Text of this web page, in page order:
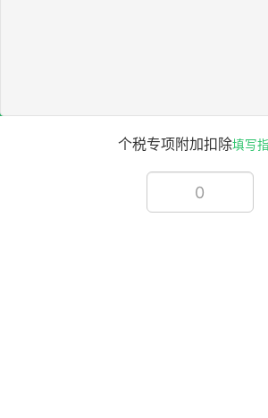
个税专项附加扣除填写